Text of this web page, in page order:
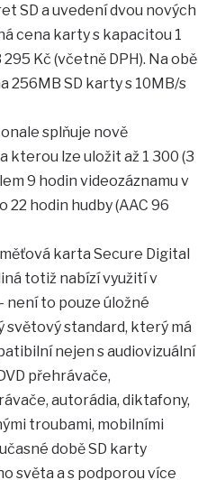
SD a uvedení dvou nových
cena karty s kapacitou 1
Kč (včetně DPH). Na obě
256MB SD karty s 10MB/s
splňuje nově
kterou lze uložit až 1 300 (3
9 hodin videozáznamu v
22 hodin hudby (AAC 96
karta Secure Digital
totiž nabízí využití v
to pouze úložné
světový standard, který má
nejen s audiovizuální
přehrávače,
autorádia, diktafony,
troubami, mobilními
době SD karty
světa a s podporou více